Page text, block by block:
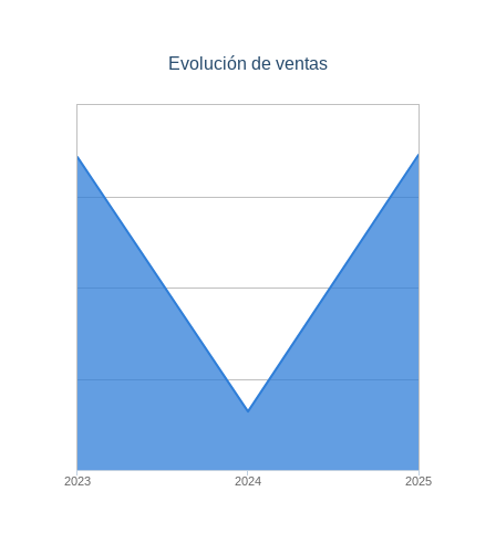
Evolución de ventas
2023 2024 2025